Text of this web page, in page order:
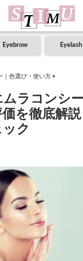
Eyebrow Eyelash
｜色選び・使い方
ラコンシ
を徹底解
ク